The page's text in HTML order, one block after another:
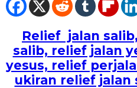
Relief jalan
salib, relief jalan
yesus, relief
ukiran relief jalan